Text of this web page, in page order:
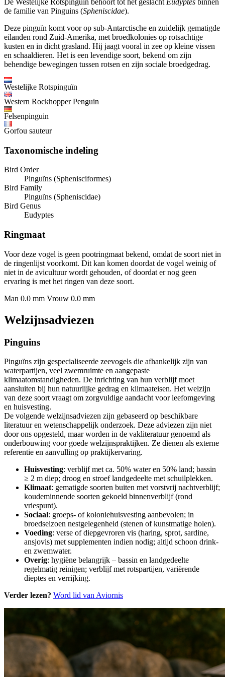
De Westelijke Rotspinguïn behoort tot het geslacht Eudyptes binnen
de familie van Pinguins (Spheniscidae).
Deze pinguïn komt voor op sub-Antarctische en zuidelijk gematigde
eilanden rond Zuid-Amerika, met broedkolonies op rotsachtige
kusten en in dicht grasland. Hij jaagt vooral in zee op kleine vissen
en schaaldieren. Het is een levendige soort, bekend om zijn
behendige bewegingen tussen rotsen en zijn sociale broedgedrag.
Westelijke Rotspinguïn
Western Rockhopper Penguin
Felsenpinguin
Gorfou sauteur
Taxonomische indeling
Bird Order
Pinguïns (Sphenisciformes)
Bird Family
Pinguïns (Spheniscidae)
Bird Genus
Eudyptes
Ringmaat
Voor deze vogel is geen pootringmaat bekend, omdat de soort niet in
de ringenlijst voorkomt. Dit kan komen doordat de vogel weinig of
niet in de avicultuur wordt gehouden, of doordat er nog geen
ervaring is met het ringen van deze soort.
Man 0.0 mm Vrouw 0.0 mm
Welzijnsadviezen
Pinguins
Pinguïns zijn gespecialiseerde zeevogels die afhankelijk zijn van
waterpartijen, veel zwemruimte en aangepaste
klimaatomstandigheden. De inrichting van hun verblijf moet
aansluiten bij hun natuurlijke gedrag en klimaateisen. Het welzijn
van deze soort vraagt om zorgvuldige aandacht voor leefomgeving
en huisvesting.
De volgende welzijnsadviezen zijn gebaseerd op beschikbare
literatuur en wetenschappelijk onderzoek. Deze adviezen zijn niet
door ons opgesteld, maar worden in de vakliteratuur genoemd als
onderbouwing voor goede welzijnspraktijken. Ze dienen als externe
referentie en aanvulling op praktijkervaring.
Huisvesting: verblijf met ca. 50% water en 50% land; bassin
≥ 2 m diep; droog en stroef landgedeelte met schuilplekken.
Klimaat: gematigde soorten buiten met vorstvrij nachtverblijf;
koudeminnende soorten gekoeld binnenverblijf (rond
vriespunt).
Sociaal: groeps- of koloniehuisvesting aanbevolen; in
broedseizoen nestgelegenheid (stenen of kunstmatige holen).
Voeding: verse of diepgevroren vis (haring, sprot, sardine,
ansjovis) met supplementen indien nodig; altijd schoon drink-
en zwemwater.
Overig: hygiëne belangrijk – bassin en landgedeelte
regelmatig reinigen; verblijf met rotspartijen, variërende
dieptes en verrijking.
Verder lezen? Word lid van Aviornis